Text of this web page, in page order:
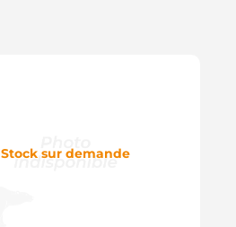
Stock sur demande